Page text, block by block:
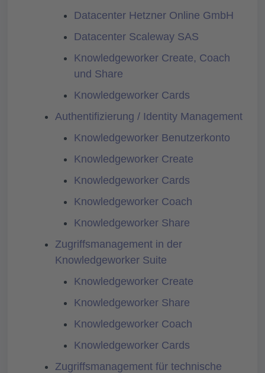
Datacenter Hetzner Online GmbH
Datacenter Scaleway SAS
Knowledgeworker Create, Coach
und Share
Knowledgeworker Cards
Authentifizierung / Identity Management
Knowledgeworker Benutzerkonto
Knowledgeworker Create
Knowledgeworker Cards
Knowledgeworker Coach
Knowledgeworker Share
Zugriffsmanagement in der
Knowledgeworker Suite
Knowledgeworker Create
Knowledgeworker Share
Knowledgeworker Coach
Knowledgeworker Cards
Zugriffsmanagement für technische